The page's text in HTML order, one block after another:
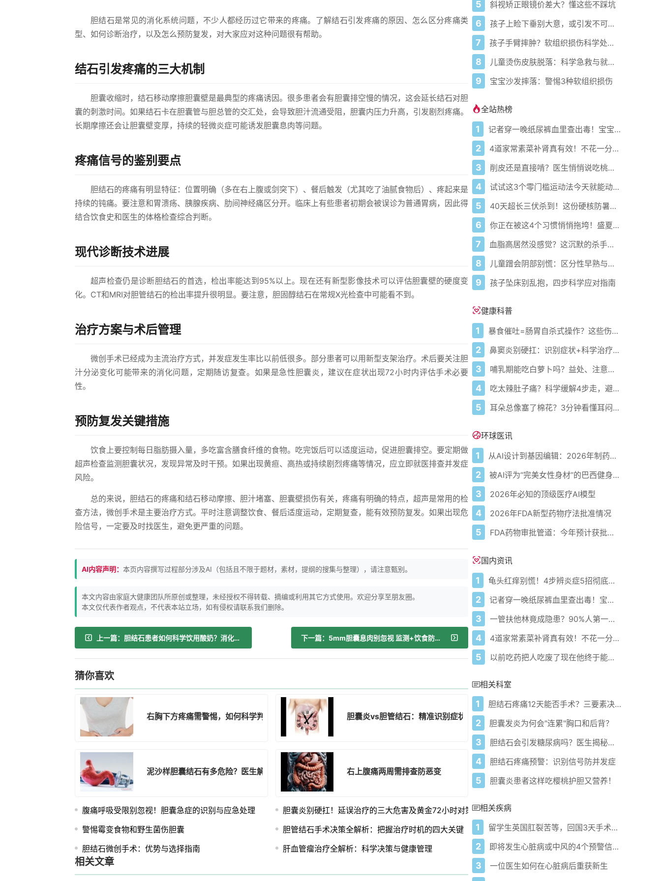
胆结石是常见的消化系统问题，不少人都经历过它带来的疼痛。了解结石引发疼痛的原因、怎么区分疼痛类
型、如何诊断治疗，以及怎么预防复发，对大家应对这种问题很有帮助。
结石引发疼痛的三大机制
胆囊收缩时，结石移动摩擦胆囊壁是最典型的疼痛诱因。很多患者会有胆囊排空慢的情况，这会延长结石对胆
囊的刺激时间。如果结石卡在胆囊管与胆总管的交汇处，会导致胆汁流通受阻，胆囊内压力升高，引发剧烈疼痛。
长期摩擦还会让胆囊壁变厚，持续的轻微炎症可能诱发胆囊息肉等问题。
疼痛信号的鉴别要点
胆结石的疼痛有明显特征：位置明确（多在右上腹或剑突下）、餐后触发（尤其吃了油腻食物后）、疼起来是
持续的钝痛。要注意和胃溃疡、胰腺疾病、肋间神经痛区分开。临床上有些患者初期会被误诊为普通胃病，因此得
结合饮食史和医生的体格检查综合判断。
现代诊断技术进展
超声检查仍是诊断胆结石的首选，检出率能达到95%以上。现在还有新型影像技术可以评估胆囊壁的硬度变
化。CT和MRI对胆管结石的检出率提升很明显。要注意，胆固醇结石在常规X光检查中可能看不到。
治疗方案与术后管理
微创手术已经成为主流治疗方式，并发症发生率比以前低很多。部分患者可以用新型支架治疗。术后要关注胆
汁分泌变化可能带来的消化问题，定期随访复查。如果是急性胆囊炎，建议在症状出现72小时内评估手术必要
性。
预防复发关键措施
饮食上要控制每日脂肪摄入量，多吃富含膳食纤维的食物。吃完饭后可以适度运动，促进胆囊排空。要定期做
超声检查监测胆囊状况，发现异常及时干预。如果出现黄疸、高热或持续剧烈疼痛等情况，应立即就医排查并发症
风险。
总的来说，胆结石的疼痛和结石移动摩擦、胆汁堵塞、胆囊壁损伤有关，疼痛有明确的特点，超声是常用的检
查方法，微创手术是主要治疗方式。平时注意调整饮食、餐后适度运动，定期复查，能有效预防复发。如果出现危
险信号，一定要及时找医生，避免更严重的问题。
AI内容声明： 本页内容撰写过程部分涉及AI（包括且不限于题材，素材，提纲的搜集与整理），请注意甄别。
本文内容由家庭大健康团队所原创或整理，未经授权不得转载、摘编或利用其它方式使用。欢迎分享至朋友圈。
本文仅代表作者观点，不代表本站立场，如有侵权请联系我们删除。
上一篇：胆结石患者如何科学饮用酸奶？消化科医生给出三大原则 下一篇：5mm胆囊息肉别忽视 监测+饮食防癌变
猜你喜欢
右胸下方疼痛需警惕，如何科学判断胆囊风险？ 胆囊炎vs胆管结石：精准识别症状避免误诊！
泥沙样胆囊结石有多危险？医生解析隐藏风险 右上腹痛两周需排查防恶变
腹痛呼吸受限别忽视！胆囊急症的识别与应急处理
胆囊炎别硬扛！延误治疗的三大危害及黄金72小时对策
警惕霉变食物和野生菌伤胆囊
胆管结石手术决策全解析：把握治疗时机的四大关键
胆结石微创手术：优势与选择指南
肝血管瘤治疗全解析：科学决策与健康管理
相关文章
5 斜视矫正眼镜价差大？懂这些不踩坑
6 孩子上睑下垂别大意，或引发不可逆弱视
7 孩子手臂摔肿？软组织损伤科学处理指南
8 儿童烫伤皮肤脱落：科学急救与就医指南
9 宝宝沙发摔落：警惕3种软组织损伤
全站热榜
1 记者穿一晚纸尿裤血里查出毒！宝宝血液浓度竟是成人的5倍？
2 4道家常素菜补肾真有效！不花一分钱还比生蚝更温和
3 削皮还是直接啃？医生悄悄说吃桃的南北真相藏在这3个关键点
4 试试这3个零门槛运动法今天就能动起来
5 40天超长三伏杀到！这份硬核防暑攻略让你稳过整个夏天
6 你正在被这4个习惯悄悄拖垮！盛夏健康警报已拉响
7 血脂高居然没感觉？这沉默的杀手正悄悄盯上你！
8 儿童蹭会阴部别慌：区分性早熟与擦腿综合征
9 孩子坠床别乱抱，四步科学应对指南
健康科普
1 暴食催吐=肠胃自杀式操作？这些伤害你必须知道
2 鼻窦炎别硬扛：识别症状+科学治疗+避坑指南
3 哺乳期能吃白萝卜吗？益处、注意事项一次说清
4 吃太辣肚子痛？科学缓解4步走，避免“辣出胃炎”
5 耳朵总像塞了棉花？3分钟看懂耳闷的真相与自救指南
环球医讯
1 从AI设计到基因编辑：2026年制药领域重大突破
2 被AI评为“完美女性身材”的巴西健身模特
3 2026年必知的顶级医疗AI模型
4 2026年FDA新型药物疗法批准情况
5 FDA药物审批管道：今年预计获批的关键新疗法
国内资讯
1 龟头红痒别慌！4步辨炎症5招彻底防复发
2 记者穿一晚纸尿裤血里查出毒！宝宝血液浓度竟是成人的5倍？
3 一管扶他林竟成隐患？90%人第一步就错了！
4 4道家常素菜补肾真有效！不花一分钱还比生蚝更温和
5 以前吃药把人吃废了现在他终于能好起来了
相关科室
1 胆结石疼痛12天能否手术？三要素决定治疗方案！
2 胆囊发炎为何会"连累"胸口和后背？
3 胆结石会引发糖尿病吗？医生揭秘两者隐秘关系
4 胆结石疼痛预警：识别信号防并发症
5 胆囊炎患者这样吃樱桃护胆又营养！
相关疾病
1 留学生英国肛裂苦等，回国3天手术，中西方诊疗差距多大？
2 即将发生心脏病或中风的4个预警信号——99%的患者曾出现危险信号
3 一位医生如何在心脏病后重获新生